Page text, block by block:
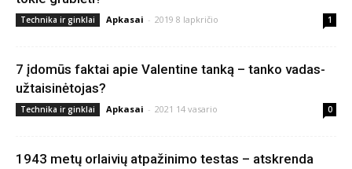
Technika ir ginklai Apkasai - 2019 8 lapkričio 1
7 įdomūs faktai apie Valentine tanką – tanko vadas-
užtaisinėtojas?
Technika ir ginklai Apkasai - 2021 14 vasario 0
1943 metų orlaivių atpažinimo testas – atskrenda